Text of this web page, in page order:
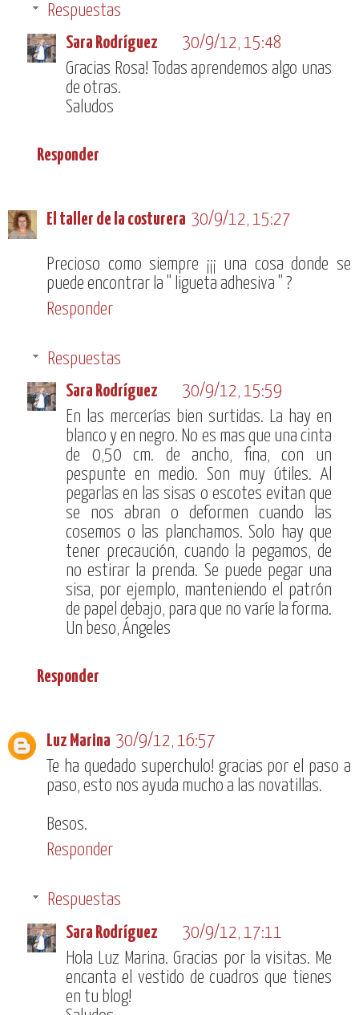
Respuestas
Sara Rodríguez
30/9/12, 15:48
Gracias Rosa! Todas aprendemos algo unas
de otras.
Saludos
Responder
El taller de la costurera 30/9/12, 15:27
Precioso como siempre ¡¡¡ una cosa donde se
puede encontrar la " ligueta adhesiva " ?
Responder
Respuestas
Sara Rodríguez
30/9/12, 15:59
En las mercerías bien surtidas. La hay en
blanco y en negro. No es mas que una cinta
de 0,50 cm. de ancho, fina, con un
pespunte en medio. Son muy útiles. Al
pegarlas en las sisas o escotes evitan que
se nos abran o deformen cuando las
cosemos o las planchamos. Solo hay que
tener precaución, cuando la pegamos, de
no estirar la prenda. Se puede pegar una
sisa, por ejemplo, manteniendo el patrón
de papel debajo, para que no varíe la forma.
Un beso, Ángeles
Responder
Luz Marina 30/9/12, 16:57
Te ha quedado superchulo! gracias por el paso a
paso, esto nos ayuda mucho a las novatillas.
Besos.
Responder
Respuestas
Sara Rodríguez
30/9/12, 17:11
Hola Luz Marina. Gracias por la visitas. Me
encanta el vestido de cuadros que tienes
en tu blog!